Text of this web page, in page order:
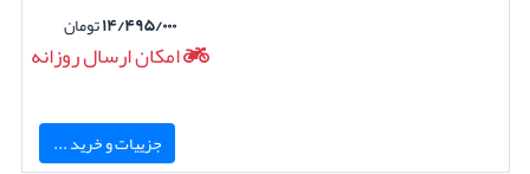
۱۴/۴۹۵/۰۰۰تومان
امکان ارسال روزانه
جزییات و خرید ...